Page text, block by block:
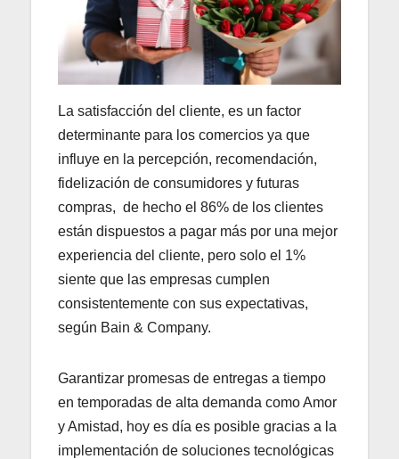
La satisfacción del cliente, es un factor
determinante para los comercios ya que
influye en la percepción, recomendación,
fidelización de consumidores y futuras
compras, de hecho el 86% de los clientes
están dispuestos a pagar más por una mejor
experiencia del cliente, pero solo el 1%
siente que las empresas cumplen
consistentemente con sus expectativas,
según Bain & Company.
Garantizar promesas de entregas a tiempo
en temporadas de alta demanda como Amor
y Amistad, hoy es día es posible gracias a la
implementación de soluciones tecnológicas